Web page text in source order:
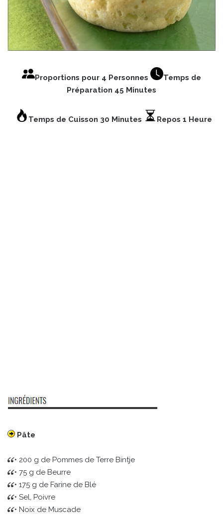
Proportions pour 4 Personnes
Temps de
Préparation 45 Minutes
Temps de Cuisson 30 Minutes Repos 1 Heure
Pâte
• 200 g de Pommes de Terre Bintje
• 75 g de Beurre
• 175 g de Farine de Blé
• Sel, Poivre
• Noix de Muscade